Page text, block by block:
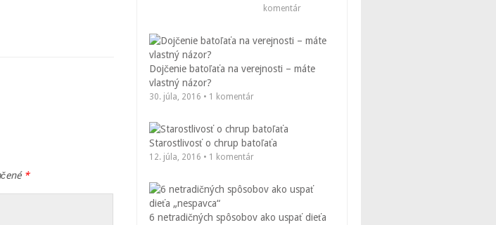
*
komentár
Dojčenie batoľaťa na verejnosti – máte
vlastný názor?
30. júla, 2016 • 1 komentár
Starostlivosť o chrup batoľaťa
12. júla, 2016 • 1 komentár
6 netradičných spôsobov ako uspať dieťa